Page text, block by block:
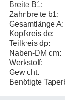
Breite B1:
Zahnbreite b1:
Gesamtlänge A:
Kopfkreis de:
Teilkreis dp:
Naben-DM dm:
Werkstoff:
Gewicht:
Benötigte